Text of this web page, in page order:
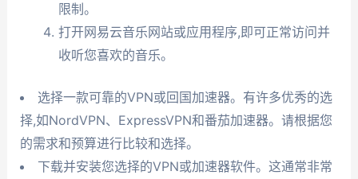
限制。
打开网易云音乐网站或应用程序,即可正常访问并
收听您喜欢的音乐。
选择一款可靠的VPN或回国加速器。有许多优秀的选
择,如NordVPN、ExpressVPN和番茄加速器。请根据您
的需求和预算进行比较和选择。
下载并安装您选择的VPN或加速器软件。这通常非常